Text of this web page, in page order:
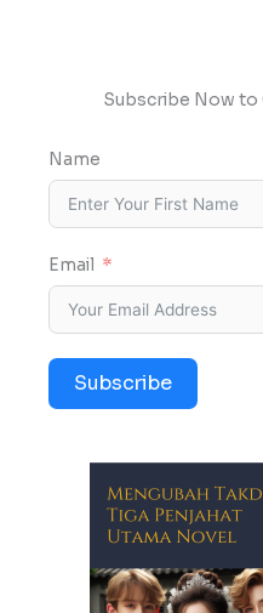
Subscribe Now to
Name
Email
Subscribe